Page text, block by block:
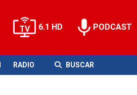
6.1 HD PODCAST
RADIO BUSCAR